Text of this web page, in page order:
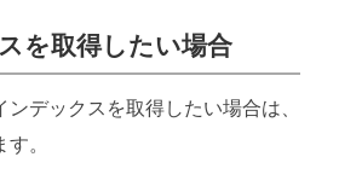
を取得したい場合
デックスを取得したい場合は、
。